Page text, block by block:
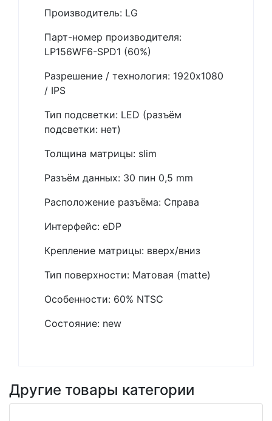
Производитель: LG
Парт-номер производителя:
LP156WF6-SPD1 (60%)
Разрешение / технология: 1920x1080
/ IPS
Тип подсветки: LED (разъём
подсветки: нет)
Толщина матрицы: slim
Разъём данных: 30 пин 0,5 mm
Расположение разъёма: Справа
Интерфейс: eDP
Крепление матрицы: вверх/вниз
Тип поверхности: Матовая (matte)
Особенности: 60% NTSC
Состояние: new
Другие товары категории